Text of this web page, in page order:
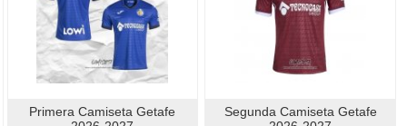
Primera Camiseta Getafe
Segunda Camiseta Getafe